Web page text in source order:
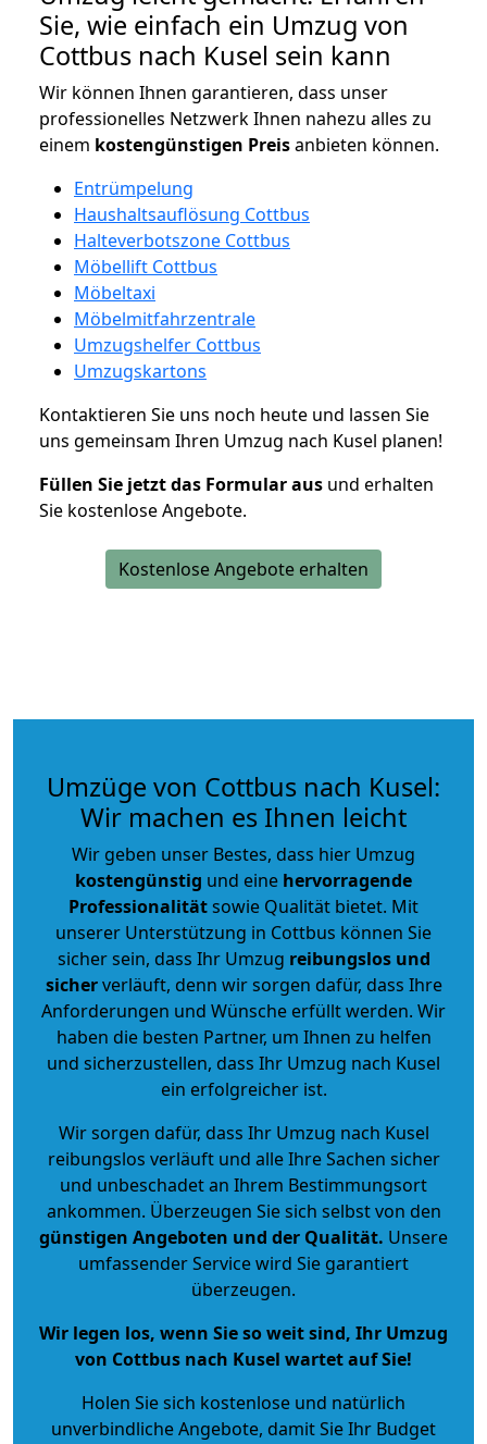
Sie, wie einfach ein Umzug von
Cottbus nach Kusel sein kann
Wir können Ihnen garantieren, dass unser
professionelles Netzwerk Ihnen nahezu alles zu
einem kostengünstigen Preisanbieten können.
Entrümpelung
Haushaltsauflösung Cottbus
Halteverbotszone Cottbus
Möbellift Cottbus
Möbeltaxi
Möbelmitfahrzentrale
Umzugshelfer Cottbus
Umzugskartons
Kontaktieren Sie uns noch heute und lassen Sie
uns gemeinsam Ihren Umzug nach Kusel planen!
Füllen Sie jetzt das Formular aus und erhalten
Sie kostenlose Angebote.
Kostenlose Angebote erhalten
Umzüge von Cottbus nach Kusel:
Wir machen es Ihnen leicht
Wir geben unser Bestes, dass hier Umzug
kostengünstig und eine hervorragende
Professionalitätsowie Qualität bietet. Mit
unserer Unterstützung in Cottbus können Sie
sicher sein, dass Ihr Umzug reibungslos und
sicherverläuft, denn wir sorgen dafür, dass Ihre
Anforderungen und Wünsche erfüllt werden. Wir
haben die besten Partner, um Ihnen zu helfen
und sicherzustellen, dass Ihr Umzug nach Kusel
ein erfolgreicher ist.
Wir sorgen dafür, dass Ihr Umzug nach Kusel
reibungslos verläuft und alle Ihre Sachen sicher
und unbeschadet an Ihrem Bestimmungsort
ankommen. Überzeugen Sie sich selbst von den
günstigen Angeboten und der Qualität. Unsere
umfassender Service wird Sie garantiert
überzeugen.
Wir legen los, wenn Sie so weit sind, Ihr Umzug
von Cottbus nach Kusel wartet auf Sie!
Holen Sie sich kostenlose und natürlich
unverbindliche Angebote, damit Sie Ihr Budget